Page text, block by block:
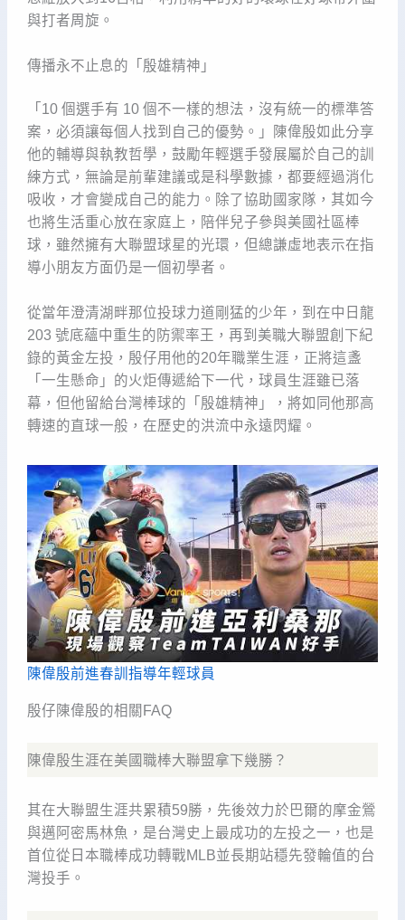
與打者周旋。
傳播永不止息的「殷雄精神」
「10 個選手有 10 個不一樣的想法，沒有統一的標準答
案，必須讓每個人找到自己的優勢。」陳偉殷如此分享
他的輔導與執教哲學，鼓勵年輕選手發展屬於自己的訓
練方式，無論是前輩建議或是科學數據，都要經過消化
吸收，才會變成自己的能力。除了協助國家隊，其如今
也將生活重心放在家庭上，陪伴兒子參與美國社區棒
球，雖然擁有大聯盟球星的光環，但總謙虛地表示在指
導小朋友方面仍是一個初學者。
從當年澄清湖畔那位投球力道剛猛的少年，到在中日龍
203 號底蘊中重生的防禦率王，再到美職大聯盟創下紀
錄的黃金左投，殷仔用他的20年職業生涯，正將這盞
「一生懸命」的火炬傳遞給下一代，球員生涯雖已落
幕，但他留給台灣棒球的「殷雄精神」，將如同他那高
轉速的直球一般，在歷史的洪流中永遠閃耀。
陳偉殷前進春訓指導年輕球員
殷仔陳偉殷的相關FAQ
陳偉殷生涯在美國職棒大聯盟拿下幾勝？
其在大聯盟生涯共累積59勝，先後效力於巴爾的摩金鶯
與邁阿密馬林魚，是台灣史上最成功的左投之一，也是
首位從日本職棒成功轉戰MLB並長期站穩先發輪值的台
灣投手。